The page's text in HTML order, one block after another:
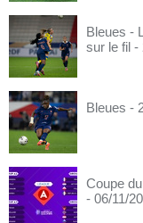
Bleues -
sur le fil -
Bleues -
Coupe
- 06/11/